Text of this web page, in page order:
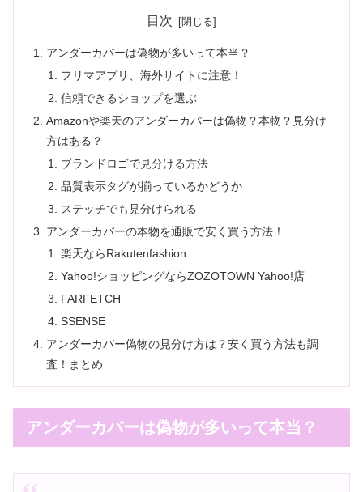
目次
アンダーカバーは偽物が多いって本当？
フリマアプリ、海外サイトに注意！
信頼できるショップを選ぶ
Amazonや楽天のアンダーカバーは偽物？本物？見分け
方はある？
ブランドロゴで見分ける方法
品質表示タグが揃っているかどうか
ステッチでも見分けられる
アンダーカバーの本物を通販で安く買う方法！
楽天ならRakutenfashion
Yahoo!ショッピングならZOZOTOWN Yahoo!店
FARFETCH
SSENSE
アンダーカバー偽物の見分け方は？安く買う方法も調
査！まとめ
アンダーカバーは偽物が多いって本当？